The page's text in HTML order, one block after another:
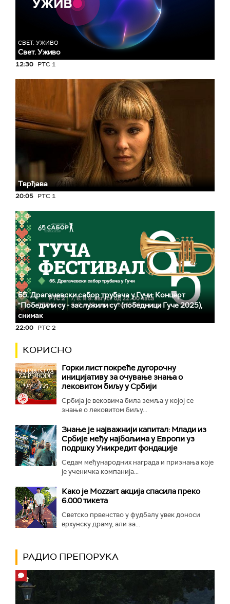
СВЕТ. УЖИВО
Свет. Уживо
12:30 РТС 1
Тврђава
20:05 РТС 1
65. Драгачевски сабор трубача у Гучи: Концерт
"Победили су - заслужили су" (победници Гуче 2025),
снимак
22:00 РТС 2
КОРИСНО
Горки лист покреће дугорочну
иницијативу за очување знања о
лековитом биљу у Србији
Србија је вековима била земља у којој се
знање о лековитом биљу...
Знање је најважнији капитал: Млади из
Србије међу најбољима у Европи уз
подршку Уникредит фондације
Седам међународних награда и признања које
је ученичка компанија...
Како је Mozzart акција спасила преко
6.000 тикета
Светско првенство у фудбалу увек доноси
врхунску драму, али за...
РАДИО ПРЕПОРУКА